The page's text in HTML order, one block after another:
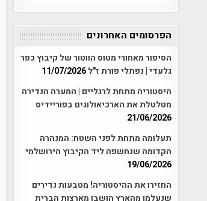
הפרסומים האחרונים
הסיפור מאחורי מטוס הווטור של קיבוץ כפר
גלעדי | נפתלי פורת ז"ל11/07/2026
היסטוריה מתחת לרגליים | המערה הנדירה
מטלטלת את הארכיאולוגים בפוריידיס
21/06/2026
תעלומה מתחת לפני השטח: המנהרה
הקדומה שנחשפה ליד הקיבוץ הירושלמי
19/06/2026
החזירו את ההיסטוריה! מטבעות נדירים